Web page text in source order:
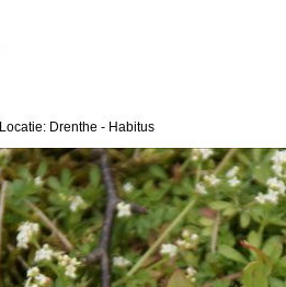
Locatie: Drenthe - Habitus